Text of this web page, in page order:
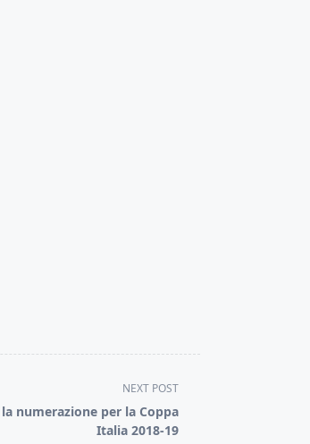
NEXT POST
numerazione per la Coppa
Italia 2018-19